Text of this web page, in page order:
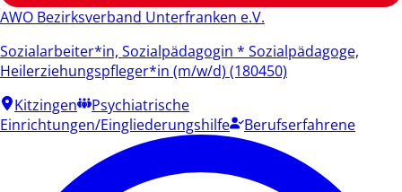
AWO Bezirksverband Unterfranken e.V.
Sozialarbeiter*in, Sozialpädagogin * Sozialpädagoge,
Heilerziehungspfleger*in (m/w/d) (180450)
Kitzingen
Psychiatrische
Einrichtungen/Eingliederungshilfe
Berufserfahrene